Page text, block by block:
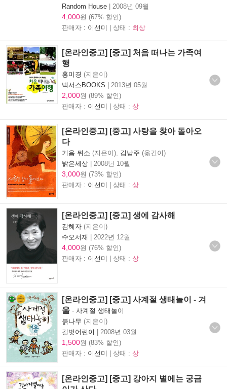
Random House | 2008년 09월
4,000원 (67% 할인)
판매자 : 이선미 | 상태 : 최상
[온라인중고] [중고] 처음 떠나는 가족여
행
홍미경 (지은이)
넥서스BOOKS | 2013년 05월
2,000원 (89% 할인)
판매자 : 이선미 | 상태 : 상
[온라인중고] [중고] 사랑을 찾아 돌아오
다
기욤 뮈소 (지은이), 김남주 (옮긴이)
밝은세상 | 2008년 10월
3,000원 (73% 할인)
판매자 : 이선미 | 상태 : 상
[온라인중고] [중고] 생에 감사해
김혜자 (지은이)
수오서재 | 2022년 12월
4,000원 (76% 할인)
판매자 : 이선미 | 상태 : 상
[온라인중고] [중고] 사계절 생태놀이 - 겨
울 - 사계절 생태놀이
붉나무 (지은이)
길벗어린이 | 2008년 03월
1,500원 (83% 할인)
판매자 : 이선미 | 상태 : 상
[온라인중고] [중고] 강아지 별에는 궁금